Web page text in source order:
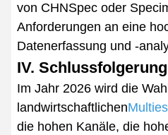
von CHNSpec oder
Anforderungen an eine
Datenerfassung und -
IV. Schlussfolgerung
Im Jahr 2026 wird die
landwirtschaftlichen
die hohen Kanäle, die